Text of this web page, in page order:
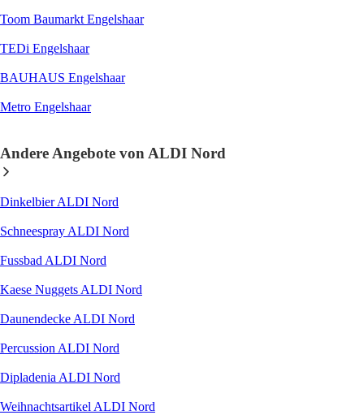
Toom Baumarkt Engelshaar
TEDi Engelshaar
BAUHAUS Engelshaar
Metro Engelshaar
Andere Angebote von ALDI Nord
Dinkelbier ALDI Nord
Schneespray ALDI Nord
Fussbad ALDI Nord
Kaese Nuggets ALDI Nord
Daunendecke ALDI Nord
Percussion ALDI Nord
Dipladenia ALDI Nord
Weihnachtsartikel ALDI Nord